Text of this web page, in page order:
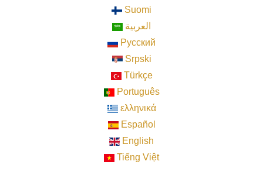
Suomi
العربية
Pусский
Srpski
Türkçe
Português
ελληνικά
Español
English
Tiếng Việt